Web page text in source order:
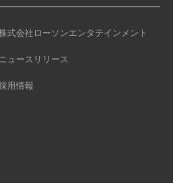
式会社ローソンエンタテインメント
ニュースリリース
用情報